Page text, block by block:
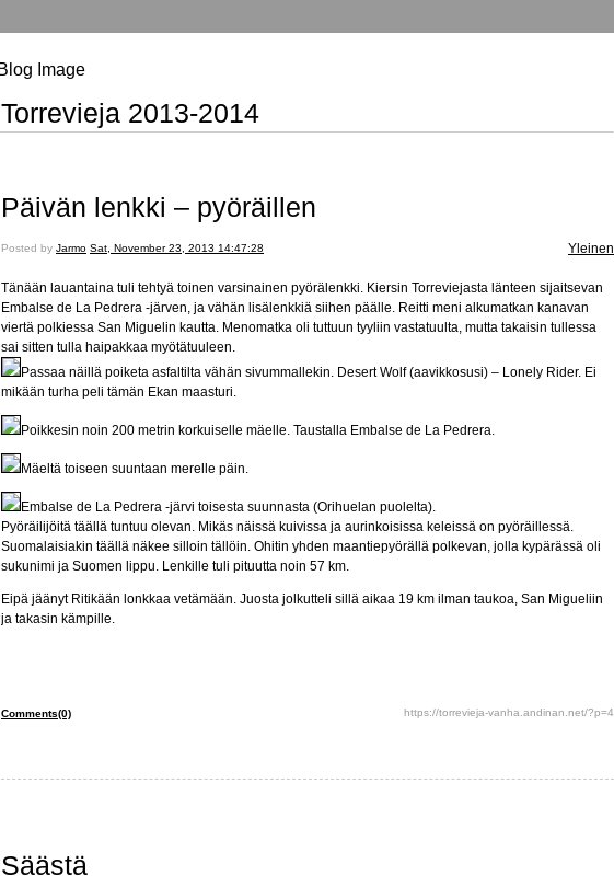
Torrevieja 2013-2014
Päivän lenkki – pyöräillen
Yleinen
Posted by JarmoPosted
Sat, November 23, 2013 14:47:28
Tänään lauantaina tuli tehtyä toinen varsinainen pyörälenkki. Kiersin Torreviejasta länteen sijaitsevan
Embalse de La Pedrera -järven, ja vähän lisälenkkiä siihen päälle. Reitti meni alkumatkan kanavan
viertä polkiessa San Miguelin kautta. Menomatka oli tuttuun tyyliin vastatuulta, mutta takaisin tullessa
sai sitten tulla haipakkaa myötätuuleen.
Passaa näillä poiketa asfaltilta vähän sivummallekin. Desert Wolf (aavikkosusi) – Lonely Rider. Ei
mikään turha peli tämän Ekan maasturi.
Poikkesin noin 200 metrin korkuiselle mäelle. Taustalla Embalse de La Pedrera.
Mäeltä toiseen suuntaan merelle päin.
Embalse de La Pedrera -järvi toisesta suunnasta (Orihuelan puolelta).
Pyöräilijöitä täällä tuntuu olevan. Mikäs näissä kuivissa ja aurinkoisissa keleissä on pyöräillessä.
Suomalaisiakin täällä näkee silloin tällöin. Ohitin yhden maantiepyörällä polkevan, jolla kypärässä oli
sukunimi ja Suomen lippu. Lenkille tuli pituutta noin 57 km.
Eipä jäänyt Ritikään lonkkaa vetämään. Juosta jolkutteli sillä aikaa 19 km ilman taukoa, San Migueliin
ja takasin kämpille.
Comments(0) https://torrevieja-vanha.andinan.net/?p=4
Säästä